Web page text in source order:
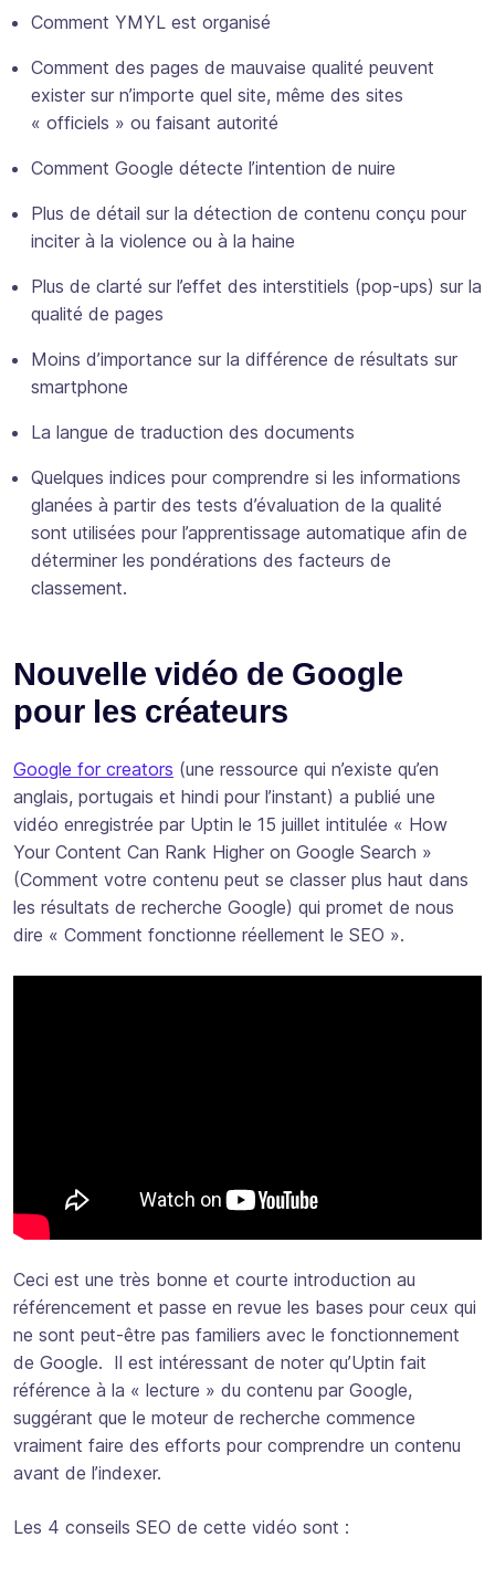
Comment YMYL est organisé
Comment des pages de mauvaise qualité peuvent
exister sur n’importe quel site, même des sites
« officiels » ou faisant autorité
Comment Google détecte l’intention de nuire
Plus de détail sur la détection de contenu conçu pour
inciter à la violence ou à la haine
Plus de clarté sur l’effet des interstitiels (pop-ups) sur la
qualité de pages
Moins d’importance sur la différence de résultats sur
smartphone
La langue de traduction des documents
Quelques indices pour comprendre si les informations
glanées à partir des tests d’évaluation de la qualité
sont utilisées pour l’apprentissage automatique afin de
déterminer les pondérations des facteurs de
classement.
Nouvelle vidéo de Google
pour les créateurs
Google for creators (une ressource qui n’existe qu’en
anglais, portugais et hindi pour l’instant) a publié une
vidéo enregistrée par Uptin le 15 juillet intitulée « How
Your Content Can Rank Higher on Google Search »
(Comment votre contenu peut se classer plus haut dans
les résultats de recherche Google) qui promet de nous
dire « Comment fonctionne réellement le SEO ».
Ceci est une très bonne et courte introduction au
référencement et passe en revue les bases pour ceux qui
ne sont peut-être pas familiers avec le fonctionnement
de Google. Il est intéressant de noter qu’Uptin fait
référence à la « lecture » du contenu par Google,
suggérant que le moteur de recherche commence
vraiment faire des efforts pour comprendre un contenu
avant de l’indexer.
Les 4 conseils SEO de cette vidéo sont :